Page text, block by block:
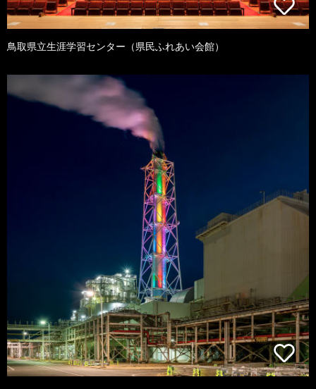
鳥取県立生涯学習センター（県民ふれあい会館）